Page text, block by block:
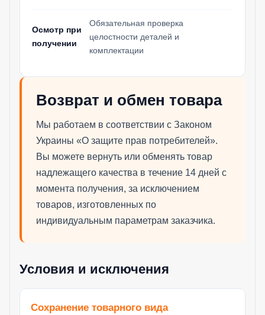
Осмотр при
получении
Обязательная проверка
целостности деталей и
комплектации
Возврат и обмен товара
Мы работаем в соответствии с Законом
Украины «О защите прав потребителей».
Вы можете вернуть или обменять товар
надлежащего качества в течение 14 дней с
момента получения, за исключением
товаров, изготовленных по
индивидуальным параметрам заказчика.
Условия и исключения
Сохранение товарного вида